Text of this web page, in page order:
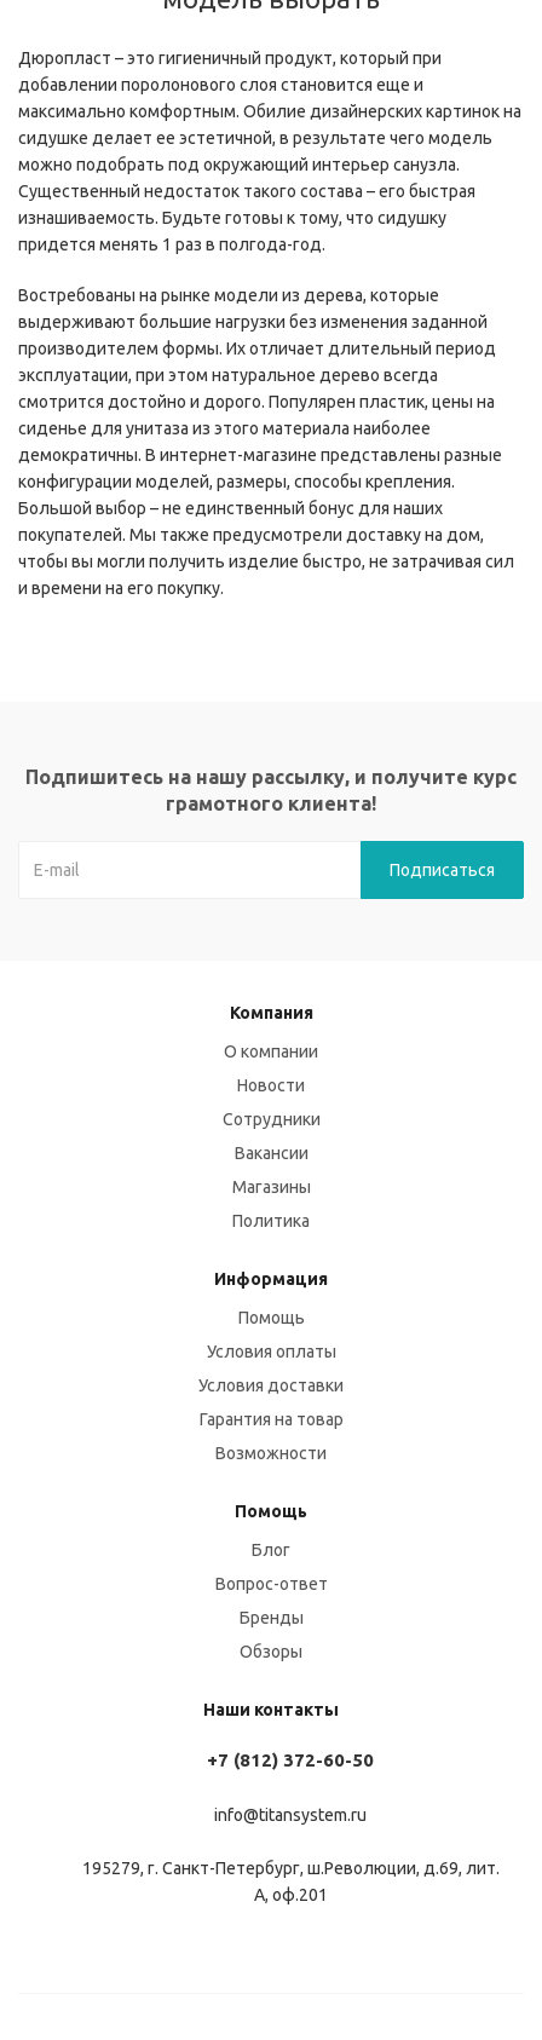
Дюропласт – это гигиеничный продукт, который при
добавлении поролонового слоя становится еще и
максимально комфортным. Обилие дизайнерских картинок на
сидушке делает ее эстетичной, в результате чего модель
можно подобрать под окружающий интерьер санузла.
Существенный недостаток такого состава – его быстрая
изнашиваемость. Будьте готовы к тому, что сидушку
придется менять 1 раз в полгода-год.
Востребованы на рынке модели из дерева, которые
выдерживают большие нагрузки без изменения заданной
производителем формы. Их отличает длительный период
эксплуатации, при этом натуральное дерево всегда
смотрится достойно и дорого. Популярен пластик, цены на
сиденье для унитаза из этого материала наиболее
демократичны. В интернет-магазине представлены разные
конфигурации моделей, размеры, способы крепления.
Большой выбор – не единственный бонус для наших
покупателей. Мы также предусмотрели доставку на дом,
чтобы вы могли получить изделие быстро, не затрачивая сил
и времени на его покупку.
Подпишитесь на нашу рассылку, и получите курс
грамотного клиента!
Компания
О компании
Новости
Сотрудники
Вакансии
Магазины
Политика
Информация
Помощь
Условия оплаты
Условия доставки
Гарантия на товар
Возможности
Помощь
Блог
Вопрос-ответ
Бренды
Обзоры
Наши контакты
+7 (812) 372-60-50
info@titansystem.ru
195279, г. Санкт-Петербург, ш.Революции, д.69, лит.
А, оф.201